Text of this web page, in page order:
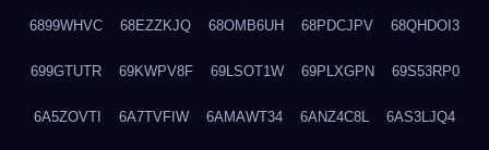
6899WHVC 68EZZKJQ 68OMB6UH 68PDCJPV 68QHDOI3
699GTUTR 69KWPV8F 69LSOT1W 69PLXGPN 69S53RP0
6A5ZOVTI 6A7TVFIW 6AMAWT34 6ANZ4C8L 6AS3LJQ4